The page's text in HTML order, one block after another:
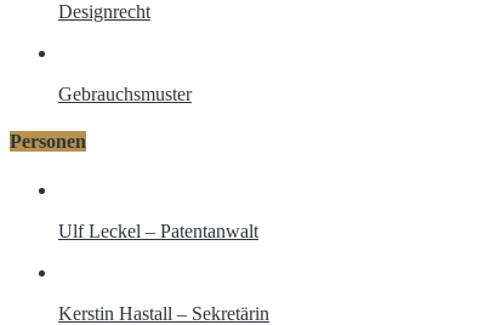
Designrecht
Gebrauchsmuster
Personen
Ulf Leckel – Patentanwalt
Kerstin Hastall – Sekretärin